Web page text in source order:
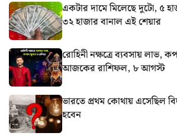
একটার দামে মিলেছে দুটো, ৫
৩২ হাজার বানাল এই শেয়ার
রোহিনী নক্ষত্রে ব্যবসায় লাভ,
আজকের রাশিফল, ৮ আগস্ট
ভারতে প্রথম কোথায় এসেছিল
হবেন